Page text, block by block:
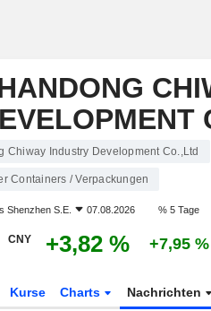
Chiway Industry Development Co.,Ltd
Containers / Verpackungen
Shenzhen S.E. 07.08.2026 % 5 Tage
CNY +3,82 % +7,95 %
Kurse Charts Nachrichten